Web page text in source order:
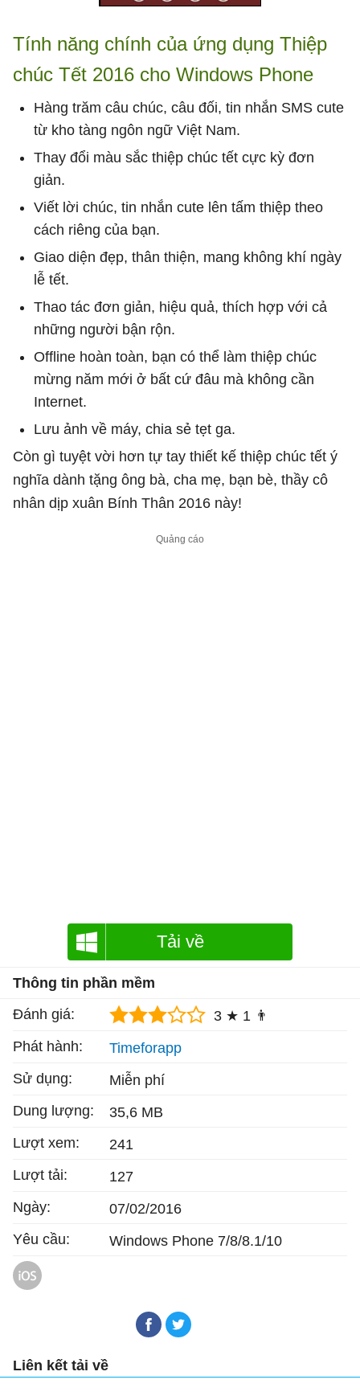
Tính năng chính của ứng dụng Thiệp
chúc Tết 2016 cho Windows Phone
Hàng trăm câu chúc, câu đối, tin nhắn SMS cute
từ kho tàng ngôn ngữ Việt Nam.
Thay đổi màu sắc thiệp chúc tết cực kỳ đơn
giản.
Viết lời chúc, tin nhắn cute lên tấm thiệp theo
cách riêng của bạn.
Giao diện đẹp, thân thiện, mang không khí ngày
lễ tết.
Thao tác đơn giản, hiệu quả, thích hợp với cả
những người bận rộn.
Offline hoàn toàn, bạn có thể làm thiệp chúc
mừng năm mới ở bất cứ đâu mà không cần
Internet.
Lưu ảnh về máy, chia sẻ tẹt ga.
Còn gì tuyệt vời hơn tự tay thiết kế thiệp chúc tết ý
nghĩa dành tặng ông bà, cha mẹ, bạn bè, thầy cô
nhân dịp xuân Bính Thân 2016 này!
Tải về
Thông tin phần mềm
Đánh giá:
3 ★ 1 👨
Phát hành:
Timeforapp
Sử dụng:
Miễn phí
Dung lượng:
35,6 MB
Lượt xem:
241
Lượt tải:
127
Ngày:
07/02/2016
Yêu cầu:
Windows Phone 7/8/8.1/10
Liên kết tải về